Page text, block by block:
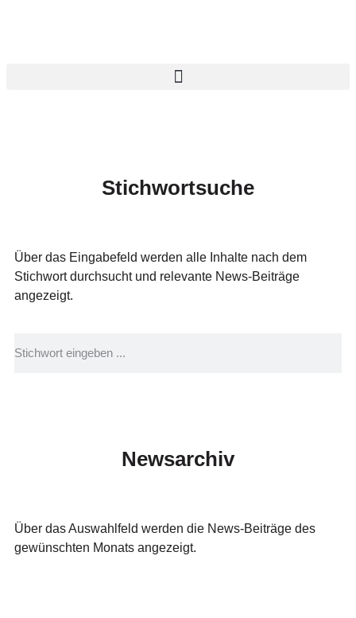
Stichwortsuche
Über das Eingabefeld werden alle Inhalte nach dem
Stichwort durchsucht und relevante News-Beiträge
angezeigt.
Newsarchiv
Über das Auswahlfeld werden die News-Beiträge des
gewünschten Monats angezeigt.